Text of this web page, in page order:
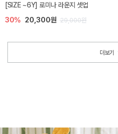
[SIZE ~6Y] 로미나 라운지 셋업
30% 20,300원 29,000원
더보기